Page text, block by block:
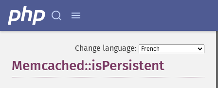
Change language:
Memcached::isPersistent